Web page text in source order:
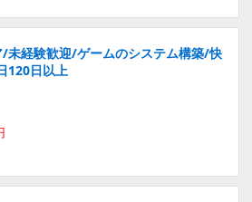
未経験歓迎/ゲームのシステム構築/快
120日以上